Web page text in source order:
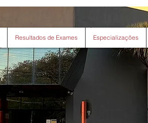
Resultados de Exames Especializações